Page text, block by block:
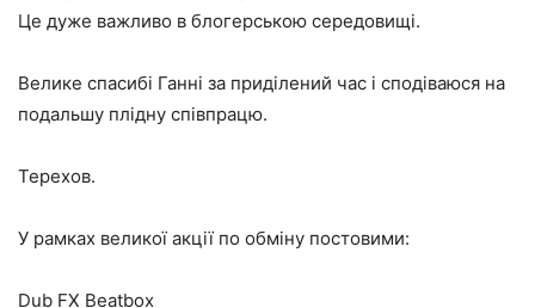
Це дуже важливо в блогерською середовищі.
Велике спасибі Ганні за приділений час і сподіваюся на
подальшу плідну співпрацю.
Терехов.
У рамках великої акції по обміну постовими:
Dub FX Beatbox